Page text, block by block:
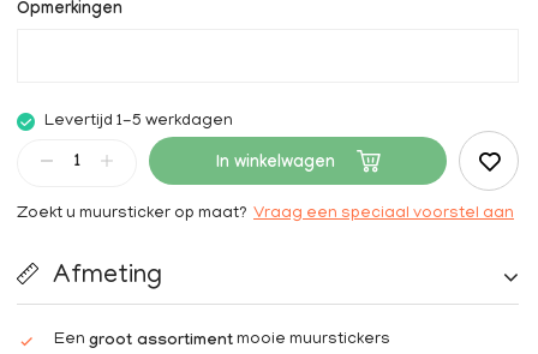
Opmerkingen
Levertijd 1-5 werkdagen
In winkelwagen
Zoekt u muursticker op maat? Vraag een speciaal voorstel aan
Afmeting
Een groot assortiment mooie muurstickers